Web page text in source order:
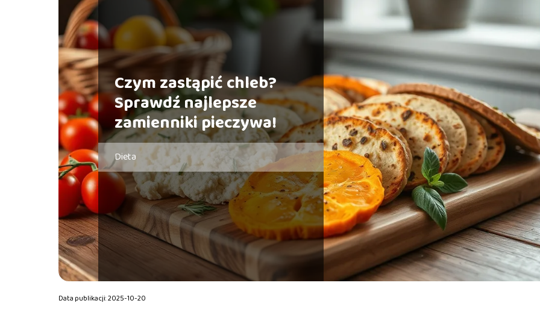
Czym zastąpić chleb?
Sprawdź najlepsze
zamienniki pieczywa!
Dieta
Data publikacji: 2025-10-20